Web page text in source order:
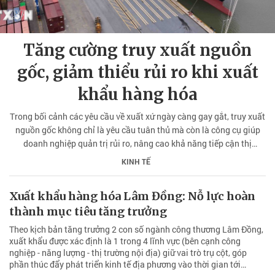
Tăng cường truy xuất nguồn
gốc, giảm thiểu rủi ro khi xuất
khẩu hàng hóa
Trong bối cảnh các yêu cầu về xuất xứ ngày càng gay gắt, truy xuất
nguồn gốc không chỉ là yêu cầu tuân thủ mà còn là công cụ giúp
doanh nghiệp quản trị rủi ro, nâng cao khả năng tiếp cận thị
trường.
KINH TẾ
Xuất khẩu hàng hóa Lâm Đồng: Nỗ lực hoàn
thành mục tiêu tăng trưởng
Theo kịch bản tăng trưởng 2 con số ngành công thương Lâm Đồng,
xuất khẩu được xác định là 1 trong 4 lĩnh vực (bên cạnh công
nghiệp - năng lượng - thị trường nội địa) giữ vai trò trụ cột, góp
phần thúc đẩy phát triển kinh tế địa phương vào thời gian tới…